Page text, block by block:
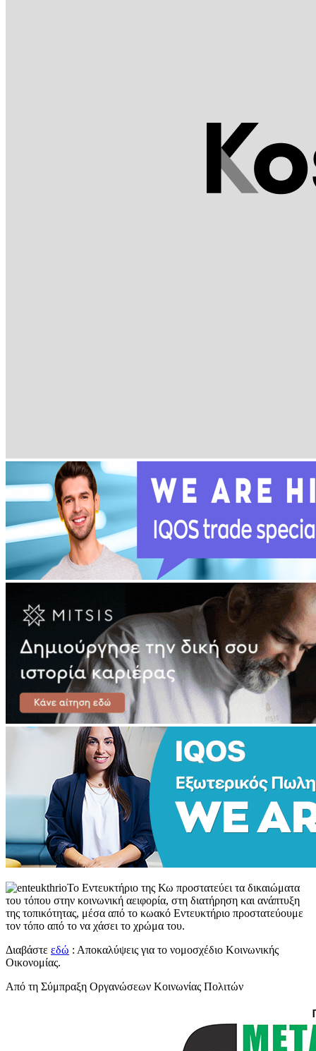
Το Εντευκτήριο της Κω προστατεύει τα δικαιώματα
του τόπου στην κοινωνική αειφορία, στη διατήρηση και ανάπτυξη
της τοπικότητας, μέσα από το κωακό Εντευκτήριο προστατεύουμε
τον τόπο από το να χάσει το χρώμα του.
Διαβάστε εδώ : Αποκαλύψεις για το νομοσχέδιο Κοινωνικής
Οικονομίας.
Από τη Σύμπραξη Οργανώσεων Κοινωνίας Πολιτών